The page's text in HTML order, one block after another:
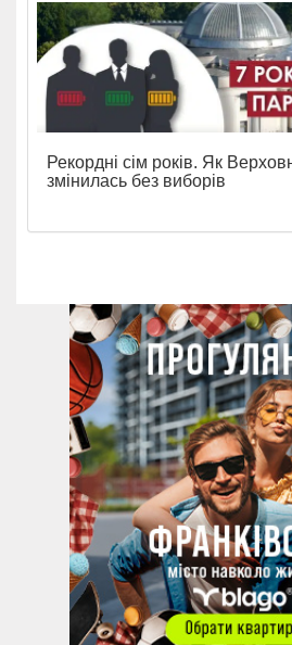
Рекордні сім років. Як
змінилась без виборів